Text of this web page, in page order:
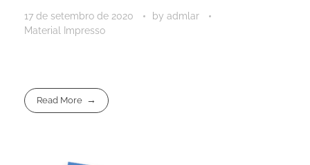
17 de setembro de 2020 by admlar
Material Impresso
Read More